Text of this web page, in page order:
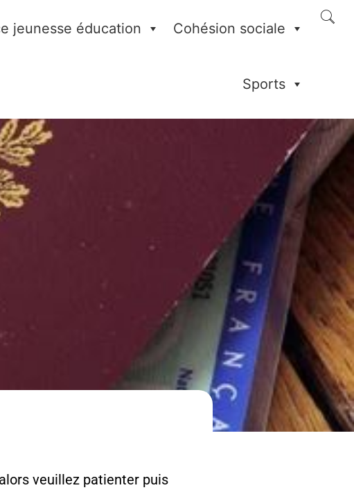
jeunesse éducation Cohésion sociale
Sports
veuillez patienter puis